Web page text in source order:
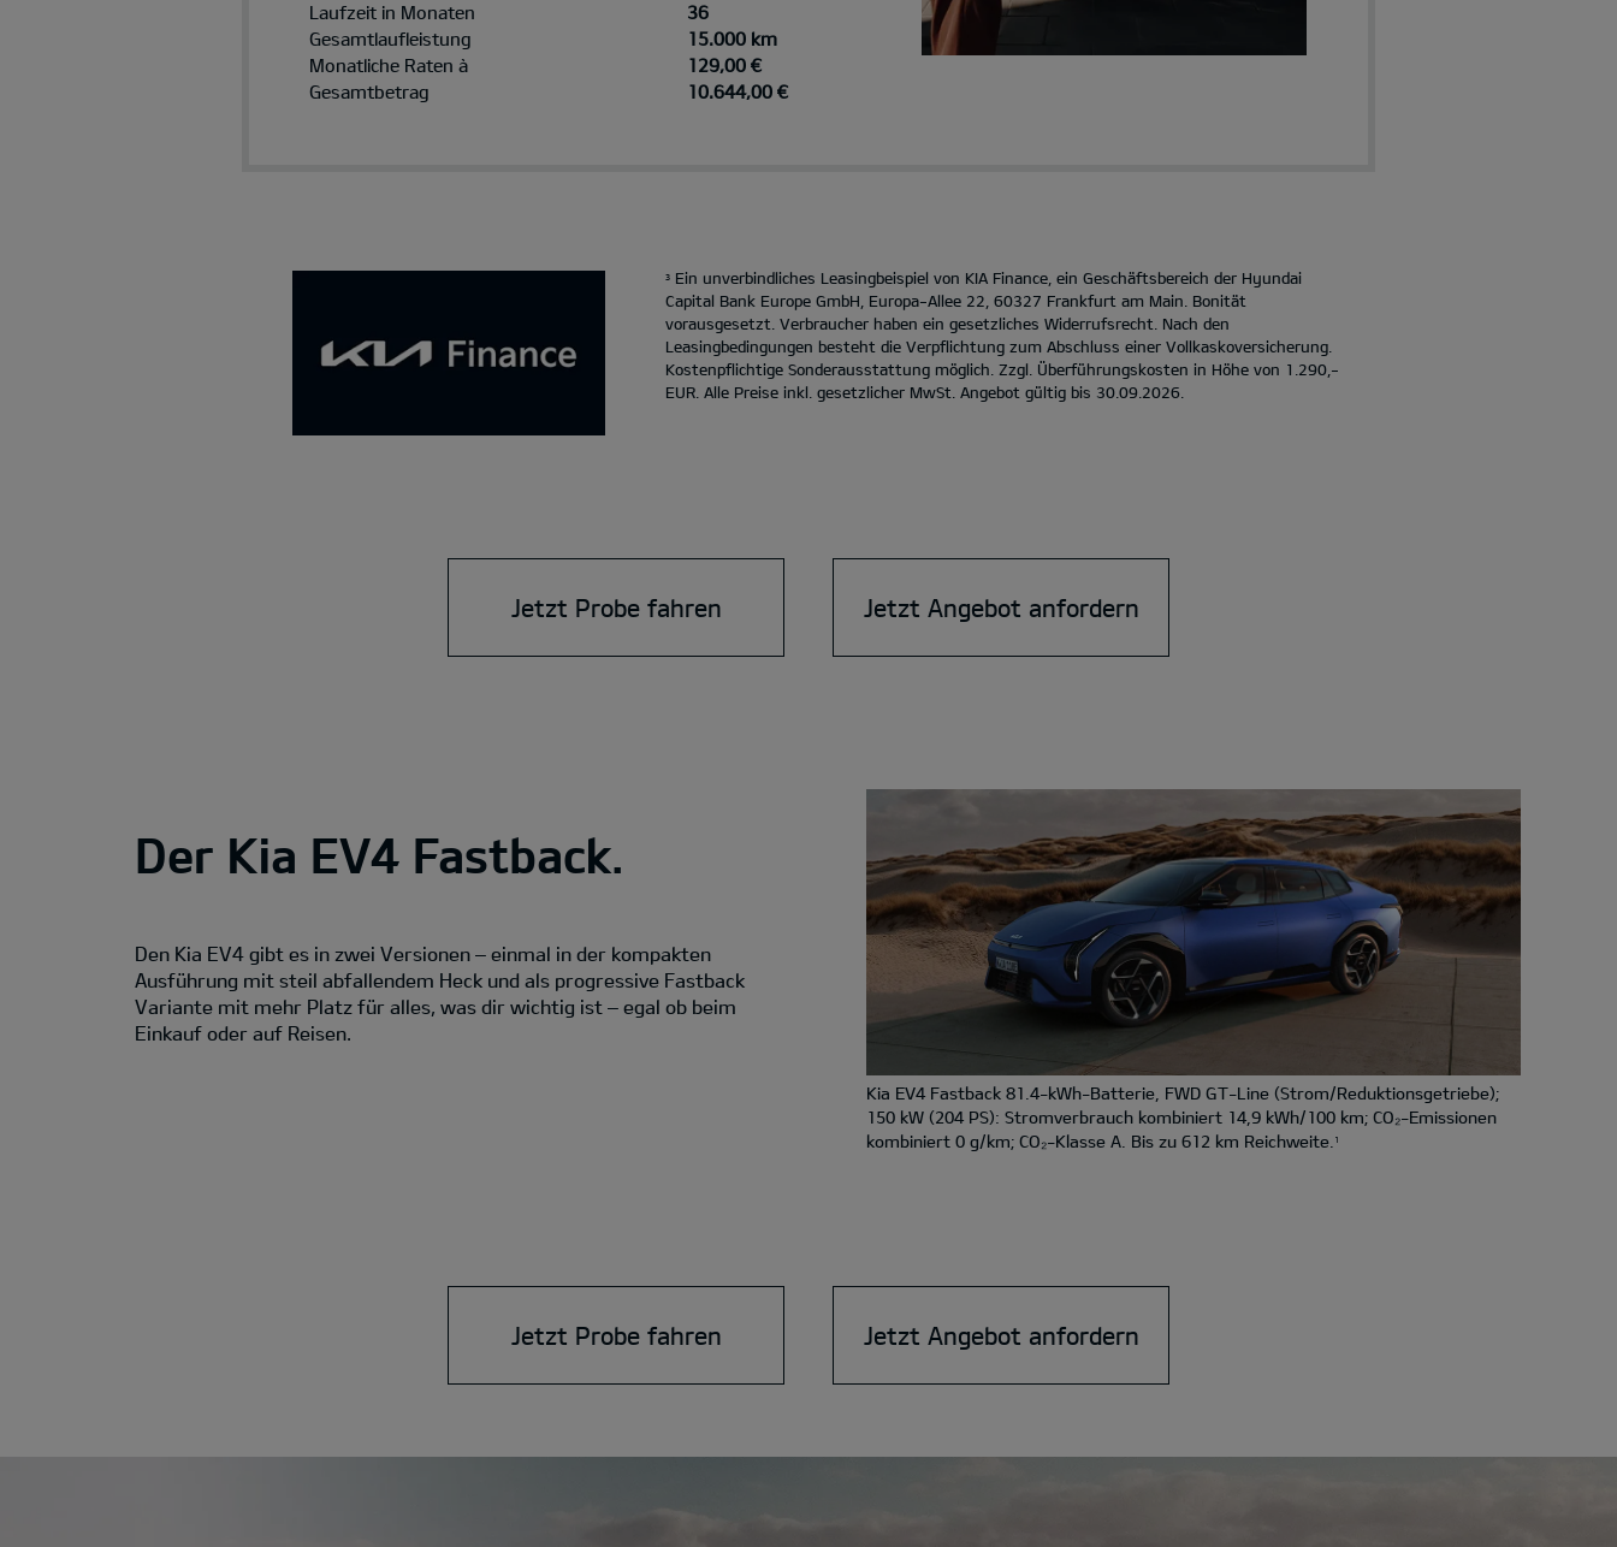
Laufzeit in Monaten
36
Gesamtlaufleistung
15.000 km
Monatliche Raten à
129,00 €
Gesamtbetrag
10.644,00 €
3Ein unverbindliches Leasingbeispiel von KIA Finance, ein Geschäftsbereich der Hyundai
Capital Bank Europe GmbH, Europa-Allee 22, 60327 Frankfurt am Main. Bonität
vorausgesetzt. Verbraucher haben ein gesetzliches Widerrufsrecht. Nach den
Leasingbedingungen besteht die Verpflichtung zum Abschluss einer Vollkaskoversicherung.
Kostenpflichtige Sonderausstattung möglich. Zzgl. Überführungskosten in Höhe von 1.290,-
EUR. Alle Preise inkl. gesetzlicher MwSt. Angebot gültig bis 30.09.2026.
Jetzt Probe fahren Jetzt Angebot anfordern
Der Kia EV4 Fastback.
Den Kia EV4 gibt es in zwei Versionen – einmal in der kompakten
Ausführung mit steil abfallendem Heck und als progressive Fastback
Variante mit mehr Platz für alles, was dir wichtig ist – egal ob beim
Einkauf oder auf Reisen.
Kia EV4 Fastback 81.4-kWh-Batterie, FWD GT-Line (Strom/Reduktionsgetriebe);
150 kW (204 PS): Stromverbrauch kombiniert 14,9 kWh/100 km; CO₂-Emissionen
kombiniert 0 g/km; CO₂-Klasse A. Bis zu 612 km Reichweite.
1
Jetzt Probe fahren Jetzt Angebot anfordern